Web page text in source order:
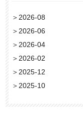
＞ 2026-08
＞ 2026-06
＞ 2026-04
＞ 2026-02
＞ 2025-12
＞ 2025-10